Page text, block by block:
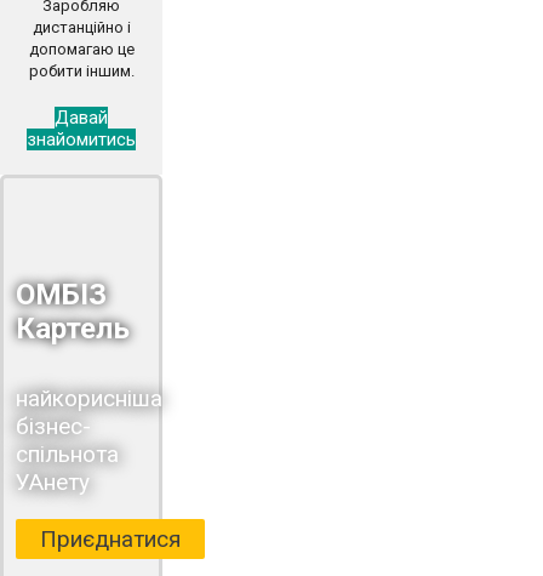
Заробляю
дистанційно і
допомагаю це
робити іншим.
Давай
знайомитись
ОМБІЗ
Картель
найкорисніша
бізнес-
спільнота
УАнету
Приєднатися